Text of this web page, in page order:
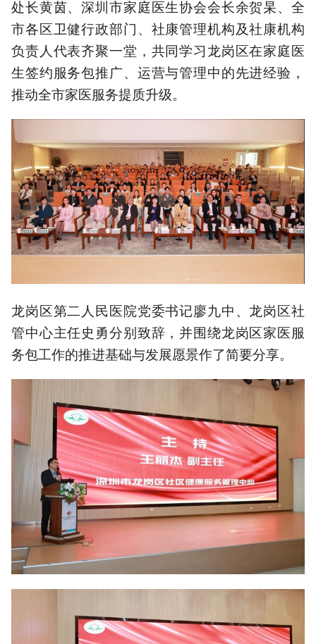
处长黄茵、深圳市家庭医生协会会长余贺杲、全
市各区卫健行政部门、社康管理机构及社康机构
负责人代表齐聚一堂，共同学习龙岗区在家庭医
生签约服务包推广、运营与管理中的先进经验，
推动全市家医服务提质升级。
龙岗区第二人民医院党委书记廖九中、龙岗区社
管中心主任史勇分别致辞，并围绕龙岗区家医服
务包工作的推进基础与发展愿景作了简要分享。